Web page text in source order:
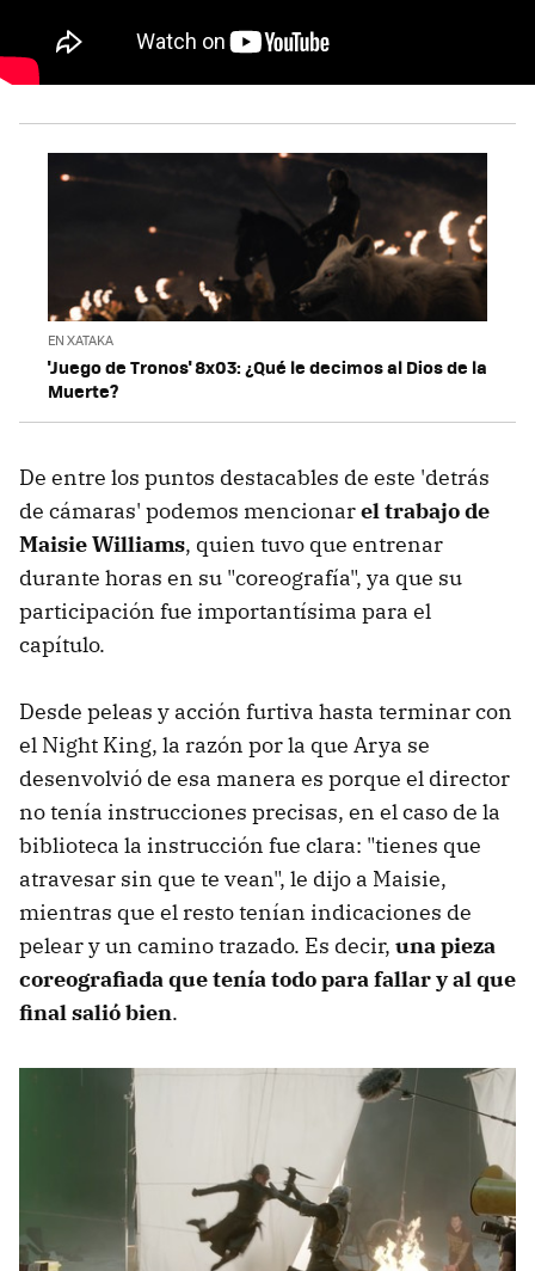
EN XATAKA
'Juego de Tronos' 8x03: ¿Qué le decimos al Dios de la
Muerte?
De entre los puntos destacables de este 'detrás
de cámaras' podemos mencionarel trabajo de
Maisie Williams, quien tuvo que entrenar
durante horas en su "coreografía", ya que su
participación fue importantísima para el
capítulo.
Desde peleas y acción furtiva hasta terminar con
el Night King, la razón por la que Arya se
desenvolvió de esa manera es porque el director
no tenía instrucciones precisas, en el caso de la
biblioteca la instrucción fue clara: "tienes que
atravesar sin que te vean", le dijo a Maisie,
mientras que el resto tenían indicaciones de
pelear y un camino trazado. Es decir, una pieza
coreografiada que tenía todo para fallar y al que
final salió bien.